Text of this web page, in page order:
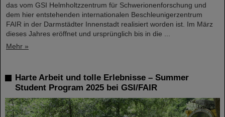
das vom GSI Helmholtzzentrum für Schwerionenforschung und
dem hier entstehenden internationalen Beschleunigerzentrum
FAIR in der Darmstädter Innenstadt realisiert worden ist. Im März
dieses Jahres eröffnet und ursprünglich bis in die ...
Mehr »
Harte Arbeit und tolle Erlebnisse – Summer
Student Program 2025 bei GSI/FAIR